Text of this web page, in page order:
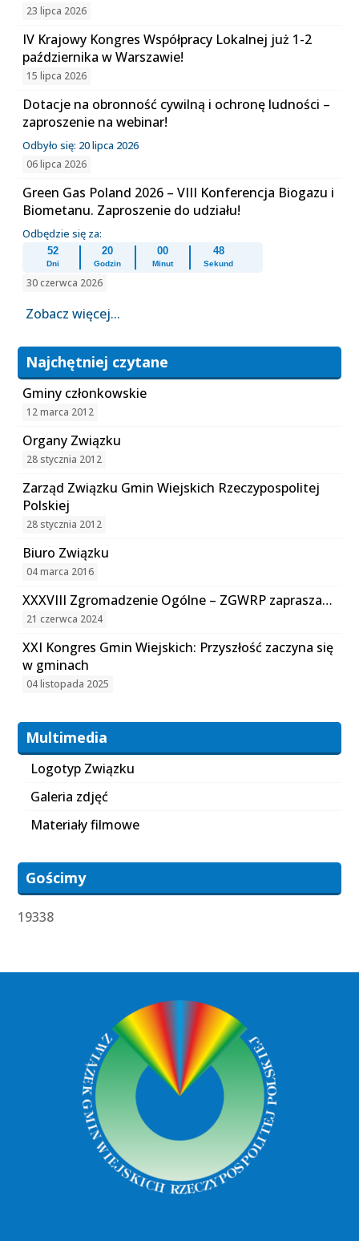
23 lipca 2026
IV Krajowy Kongres Współpracy Lokalnej już 1-2
października w Warszawie!
15 lipca 2026
Dotacje na obronność cywilną i ochronę ludności –
zaproszenie na webinar!
Odbyło się: 20 lipca 2026
06 lipca 2026
Green Gas Poland 2026 – VIII Konferencja Biogazu i
Biometanu. Zaproszenie do udziału!
Odbędzie się za:
52
Dni
20
Godzin
00
Minut
48
Sekund
30 czerwca 2026
Zobacz więcej...
Najchętniej czytane
Gminy członkowskie
12 marca 2012
Organy Związku
28 stycznia 2012
Zarząd Związku Gmin Wiejskich Rzeczypospolitej
Polskiej
28 stycznia 2012
Biuro Związku
04 marca 2016
XXXVIII Zgromadzenie Ogólne – ZGWRP zaprasza…
21 czerwca 2024
XXI Kongres Gmin Wiejskich: Przyszłość zaczyna się
w gminach
04 listopada 2025
Multimedia
Logotyp Związku
Galeria zdjęć
Materiały filmowe
Gościmy
19338